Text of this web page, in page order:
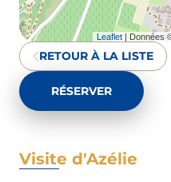
Leaflet | Données
RETOUR À LA LISTE
RÉSERVER
Visite d'Azélie